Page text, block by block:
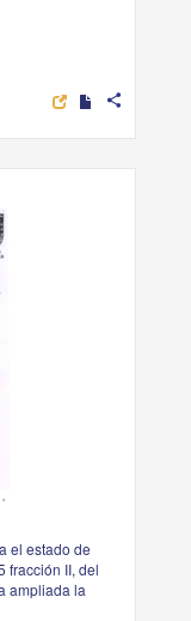
share
el estado de
fracción II, del
ampliada la